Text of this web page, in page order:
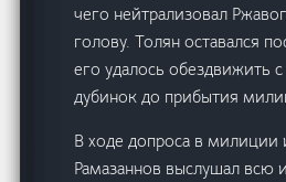
чего нейтрализовал
голову. Толян оставался
его удалось обездвижить
дубинок до прибытия
В ходе допроса в милиции
Рамазаннов выслушал всю